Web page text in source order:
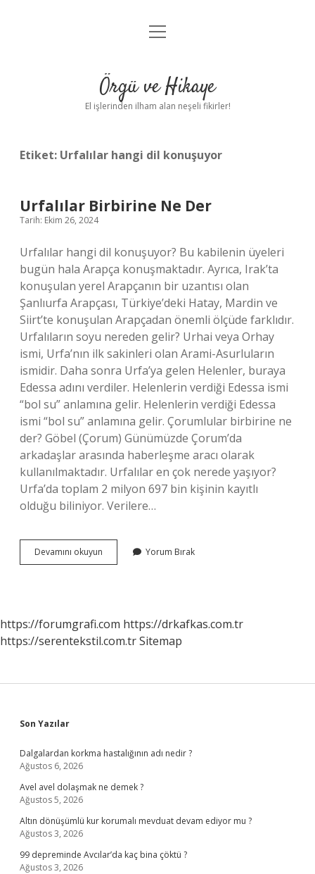
Anasayfa
Yasal Uyarı
menüyü
Örgü ve Hikaye
El işlerinden ilham alan neşeli fikirler!
Etiket: Urfalılar hangi dil konuşuyor
Urfalılar Birbirine Ne Der
Tarih: Ekim 26, 2024
Urfalılar hangi dil konuşuyor? Bu kabilenin üyeleri
bugün hala Arapça konuşmaktadır. Ayrıca, Irak’ta
konuşulan yerel Arapçanın bir uzantısı olan
Şanlıurfa Arapçası, Türkiye’deki Hatay, Mardin ve
Siirt’te konuşulan Arapçadan önemli ölçüde farklıdır.
Urfalıların soyu nereden gelir? Urhai veya Orhay
ismi, Urfa’nın ilk sakinleri olan Arami-Asurluların
ismidir. Daha sonra Urfa’ya gelen Helenler, buraya
Edessa adını verdiler. Helenlerin verdiği Edessa ismi
“bol su” anlamına gelir. Helenlerin verdiği Edessa
ismi “bol su” anlamına gelir. Çorumlular birbirine ne
der? Göbel (Çorum) Günümüzde Çorum’da
arkadaşlar arasında haberleşme aracı olarak
kullanılmaktadır. Urfalılar en çok nerede yaşıyor?
Urfa’da toplam 2 milyon 697 bin kişinin kayıtlı
olduğu biliniyor. Verilere…
Devamını okuyun Urfalılar
Birbirine
Yorum Bırak
https://forumgrafi.com https://drkafkas.com.tr
https://serentekstil.com.trSitemap
Sidebar
Son Yazılar
Dalgalardan korkma hastalığının adı nedir ?
Ağustos 6, 2026
Avel avel dolaşmak ne demek ?
Ağustos 5, 2026
Altın dönüşümlü kur korumalı mevduat devam ediyor mu ?
Ağustos 3, 2026
99 depreminde Avcılar’da kaç bina çöktü ?
Ağustos 3, 2026